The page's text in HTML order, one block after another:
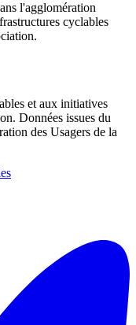
l'agglomération
cyclables
et aux initiatives
Données issues du
des Usagers de la